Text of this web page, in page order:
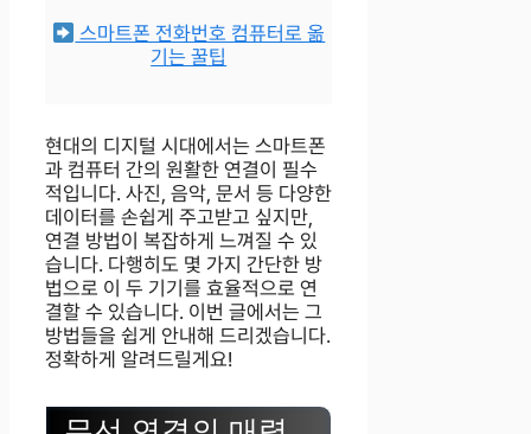
스마트폰 전화번호 컴퓨터로 옮
기는 꿀팁
현대의 디지털 시대에서는 스마트폰
과 컴퓨터 간의 원활한 연결이 필수
적입니다. 사진, 음악, 문서 등 다양한
데이터를 손쉽게 주고받고 싶지만,
연결 방법이 복잡하게 느껴질 수 있
습니다. 다행히도 몇 가지 간단한 방
법으로 이 두 기기를 효율적으로 연
결할 수 있습니다. 이번 글에서는 그
방법들을 쉽게 안내해 드리겠습니다.
정확하게 알려드릴게요!